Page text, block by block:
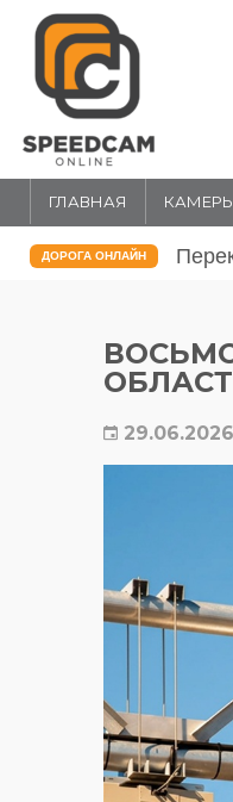
ГЛАВНАЯ
ДОРОГА ОНЛАЙН
29.06.2026